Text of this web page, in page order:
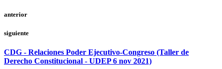
anterior
siguiente
CDG - Relaciones Poder Ejecutivo-Congreso (Taller de
Derecho Constitucional - UDEP 6 nov 2021)